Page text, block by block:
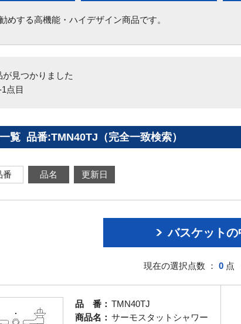
めする高機能・ハイデザイン商品です。
が見つかりました
点目
覧 品番:TMN40TJ（完全一致検索）
番 品名 更新日
バスケットの
現在の選択点数 ： 0 点
品 番： TMN40TJ
商品名： サーモスタットシャワー